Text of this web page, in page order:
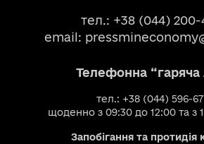
тел.: +38 (044) 200-
email:
Телефонна “гаряча
тел.: +38 (044) 596-
щоденно з 09:30 до 12:00 та з
Запобігання та протидія